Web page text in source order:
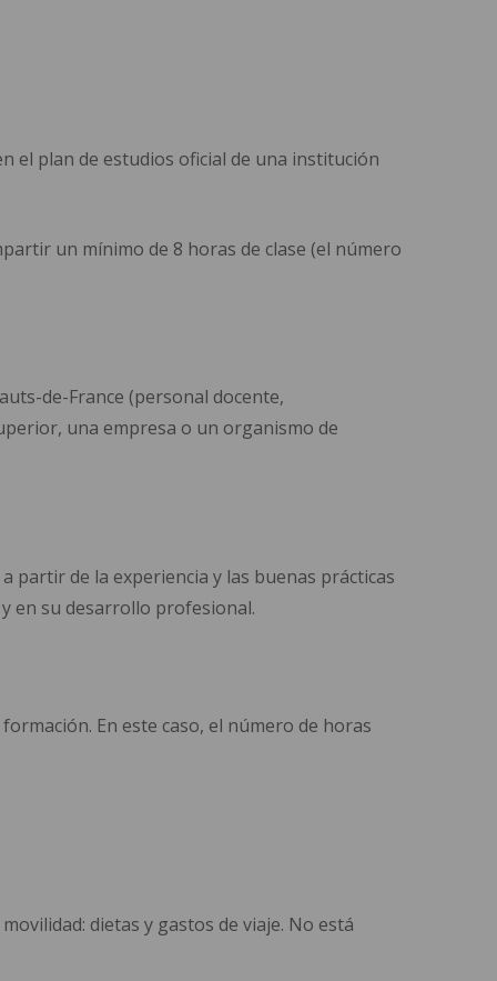
el plan de estudios oficial de una institución
un mínimo de 8 horas de clase (el número
de-France (personal docente,
una empresa o un organismo de
partir de la experiencia y las buenas prácticas
en su desarrollo profesional.
En este caso, el número de horas
dietas y gastos de viaje. No está